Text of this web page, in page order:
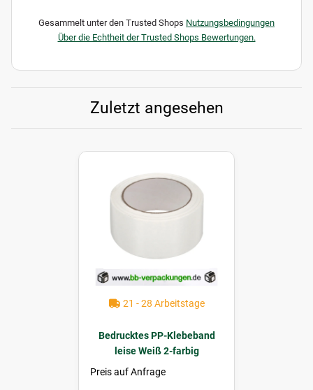
Gesammelt unter den Trusted Shops Nutzungsbedingungen
Über die Echtheit der Trusted Shops Bewertungen.
Zuletzt angesehen
21 - 28 Arbeitstage
Bedrucktes PP-Klebeband
leise Weiß 2-farbig
Preis auf Anfrage